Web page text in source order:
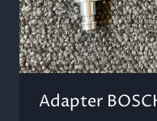
Adapter